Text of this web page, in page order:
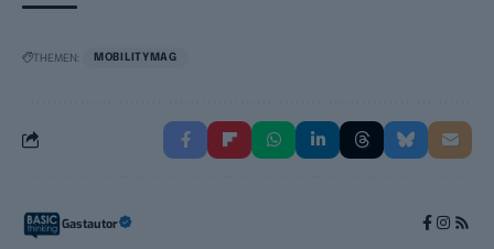
THEMEN: MOBILITYMAG
Gastautor